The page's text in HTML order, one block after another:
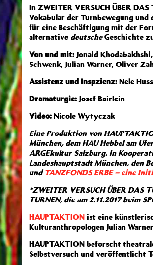
In ZWEITER VERSUCH ÜBER
Vokabular der Turnbewegung
für eine Beschäftigung mit der
alternative deutscheGeschichte
Von und mit: Jonaid
Schwenk, Julian Warner, Oliver
Assistenz und Inspzienz: Nele
Dramaturgie: Josef Bairlein
Video: Nicole Wytyczak
Eine Produktion von
München, dem HAU Hebbel am
ARGEkultur Salzburg. In
Landeshauptstadt München, den
undTANZFONDS ERBE – eine
*ZWEITER VERSUCH ÜBER DAS
TURNEN, die am 2.11.2017 beim
HAUPTAKTION ist eine
Kulturanthropologen Julian
HAUPTAKTION beforscht
Selbstversuch und veröffentlicht